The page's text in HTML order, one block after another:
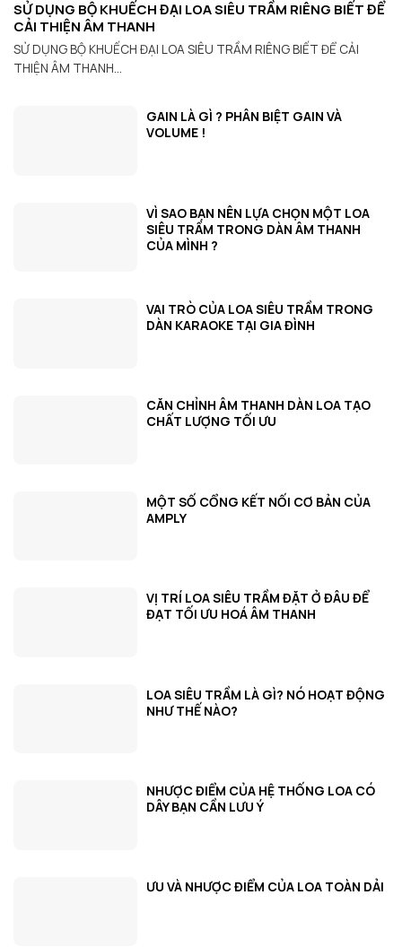
SỬ DỤNG BỘ KHUẾCH ĐẠI LOA SIÊU TRẦM RIÊNG BIẾT ĐỂ
CẢI THIỆN ÂM THANH
SỬ DỤNG BỘ KHUẾCH ĐẠI LOA SIÊU TRẦM RIÊNG BIẾT ĐỂ CẢI
THIỆN ÂM THANH...
GAIN LÀ GÌ ? PHÂN BIỆT GAIN VÀ
VOLUME !
VÌ SAO BẠN NÊN LỰA CHỌN MỘT LOA
SIÊU TRẦM TRONG DÀN ÂM THANH
CỦA MÌNH ?
VAI TRÒ CỦA LOA SIÊU TRẦM TRONG
DÀN KARAOKE TẠI GIA ĐÌNH
CĂN CHỈNH ÂM THANH DÀN LOA TẠO
CHẤT LƯỢNG TỐI ƯU
MỘT SỐ CỔNG KẾT NỐI CƠ BẢN CỦA
AMPLY
VỊ TRÍ LOA SIÊU TRẦM ĐẶT Ở ĐÂU ĐỂ
ĐẠT TỐI ƯU HOÁ ÂM THANH
LOA SIÊU TRẦM LÀ GÌ? NÓ HOẠT ĐỘNG
NHƯ THẾ NÀO?
NHƯỢC ĐIỂM CỦA HỆ THỐNG LOA CÓ
DÂY BẠN CẦN LƯU Ý
ƯU VÀ NHƯỢC ĐIỂM CỦA LOA TOÀN DẢI